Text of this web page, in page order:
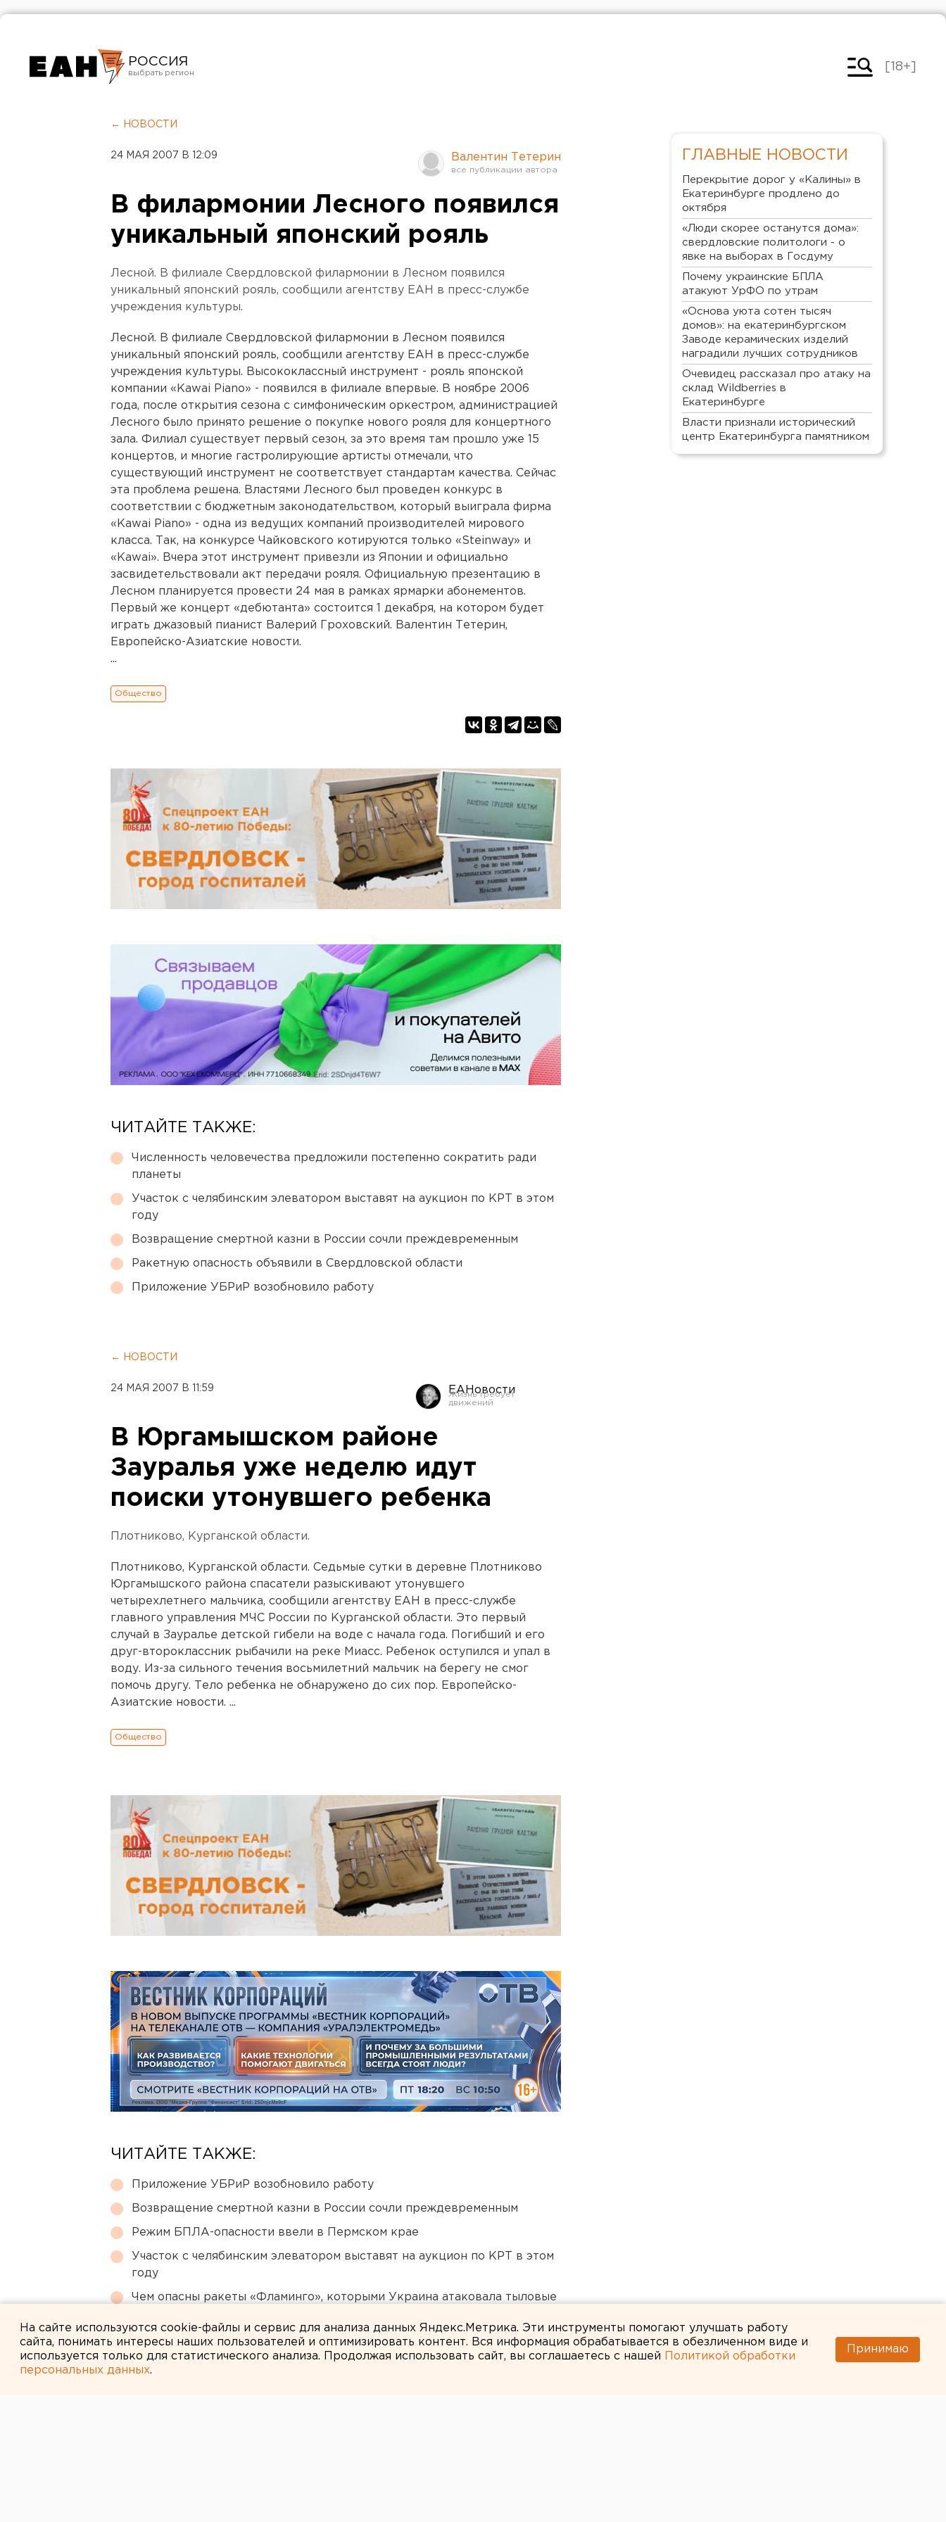
РОССИЯ
Челябинск
[18+]
← НОВОСТИ
24 МАЯ 2007 В 12:09 Валентин Тетерин
В филармонии Лесного появился
уникальный японский рояль
Лесной. В филиале Свердловской филармонии в Лесном появился
уникальный японский рояль, сообщили агентству ЕАН в пресс-службе
учреждения культуры.
Лесной. В филиале Свердловской филармонии в Лесном появился
уникальный японский рояль, сообщили агентству ЕАН в пресс-службе
учреждения культуры. Высококлассный инструмент - рояль японской
компании «Kawai Piano» - появился в филиале впервые. В ноябре 2006
года, после открытия сезона с симфоническим оркестром, администрацией
Лесного было принято решение о покупке нового рояля для концертного
зала. Филиал существует первый сезон, за это время там прошло уже 15
концертов, и многие гастролирующие артисты отмечали, что
существующий инструмент не соответствует стандартам качества. Сейчас
эта проблема решена. Властями Лесного был проведен конкурс в
соответствии с бюджетным законодательством, который выиграла фирма
«Kawai Piano» - одна из ведущих компаний производителей мирового
класса. Так, на конкурсе Чайковского котируются только «Steinway» и
«Kawai». Вчера этот инструмент привезли из Японии и официально
засвидетельствовали акт передачи рояля. Официальную презентацию в
Лесном планируется провести 24 мая в рамках ярмарки абонементов.
Первый же концерт «дебютанта» состоится 1 декабря, на котором будет
играть джазовый пианист Валерий Гроховский. Валентин Тетерин,
Европейско-Азиатские новости.
...
Общество
ЧИТАЙТЕ ТАКЖЕ:
Численность человечества предложили постепенно сократить ради
планеты
Участок с челябинским элеватором выставят на аукцион по КРТ в этом
году
Возвращение смертной казни в России сочли преждевременным
Ракетную опасность объявили в Свердловской области
Приложение УБРиР возобновило работу
← НОВОСТИ
24 МАЯ 2007 В 11:59 ЕАНовости
В Юргамышском районе
Зауралья уже неделю идут
поиски утонувшего ребенка
Плотниково, Курганской области.
Плотниково, Курганской области. Седьмые сутки в деревне Плотниково
Юргамышского района спасатели разыскивают утонувшего
четырехлетнего мальчика, сообщили агентству ЕАН в пресс-службе
главного управления МЧС России по Курганской области. Это первый
случай в Зауралье детской гибели на воде с начала года. Погибший и его
друг-второклассник рыбачили на реке Миасс. Ребенок оступился и упал в
воду. Из-за сильного течения восьмилетний мальчик на берегу не смог
помочь другу. Тело ребенка не обнаружено до сих пор. Европейско-
Азиатские новости. ...
Общество
ЧИТАЙТЕ ТАКЖЕ:
Приложение УБРиР возобновило работу
Возвращение смертной казни в России сочли преждевременным
Режим БПЛА-опасности ввели в Пермском крае
Участок с челябинским элеватором выставят на аукцион по КРТ в этом
году
Чем опасны ракеты «Фламинго», которыми Украина атаковала тыловые
ГЛАВНЫЕ НОВОСТИ
Перекрытие дорог у «Калины» в
Екатеринбурге продлено до
октября
«Люди скорее останутся дома»:
свердловские политологи - о
явке на выборах в Госдуму
Почему украинские БПЛА
атакуют УрФО по утрам
«Основа уюта сотен тысяч
домов»: на екатеринбургском
Заводе керамических изделий
наградили лучших сотрудников
Очевидец рассказал про атаку на
склад Wildberries в
Екатеринбурге
Власти признали исторический
центр Екатеринбурга памятником
На сайте используются cookie-файлы и сервис для анализа данных Яндекс.Метрика. Эти инструменты помогают улучшать работу
сайта, понимать интересы наших пользователей и оптимизировать контент. Вся информация обрабатывается в обезличенном виде и
используется только для статистического анализа. Продолжая использовать сайт, вы соглашаетесь с нашей
Политикой обработки
персональных данных.
Принимаю